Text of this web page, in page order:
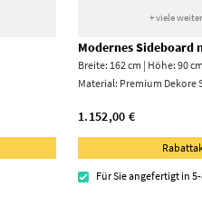
+ viele
Modernes Sideboard
Breite: 162 cm | Höhe: 90
Material: Premium Dekore
1.152,00 €
Für Sie angefertigt in